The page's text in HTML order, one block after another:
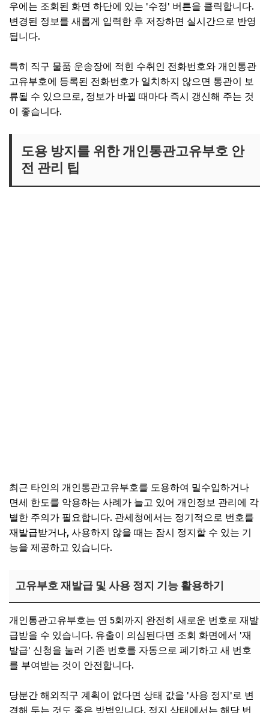
우에는 조회된 화면 하단에 있는 '수정' 버튼을 클릭합니다.
변경된 정보를 새롭게 입력한 후 저장하면 실시간으로 반영
됩니다.
특히 직구 물품 운송장에 적힌 수취인 전화번호와 개인통관
고유부호에 등록된 전화번호가 일치하지 않으면 통관이 보
류될 수 있으므로, 정보가 바뀔 때마다 즉시 갱신해 주는 것
이 좋습니다.
도용 방지를 위한 개인통관고유부호 안
전 관리 팁
최근 타인의 개인통관고유부호를 도용하여 밀수입하거나
면세 한도를 악용하는 사례가 늘고 있어 개인정보 관리에 각
별한 주의가 필요합니다. 관세청에서는 정기적으로 번호를
재발급받거나, 사용하지 않을 때는 잠시 정지할 수 있는 기
능을 제공하고 있습니다.
고유부호 재발급 및 사용 정지 기능 활용하기
개인통관고유부호는 연 5회까지 완전히 새로운 번호로 재발
급받을 수 있습니다. 유출이 의심된다면 조회 화면에서 '재
발급' 신청을 눌러 기존 번호를 자동으로 폐기하고 새 번호
를 부여받는 것이 안전합니다.
당분간 해외직구 계획이 없다면 상태 값을 '사용 정지'로 변
경해 두는 것도 좋은 방법입니다. 정지 상태에서는 해당 번